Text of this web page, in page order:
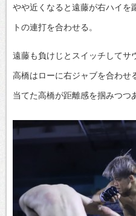
やや近くなると遠藤が右ハイを
トの連打を合わせる。
遠藤も負けじとスイッチしてサ
高橋はローに右ジャブを合わせ
当てた高橋が距離感を掴みつつ